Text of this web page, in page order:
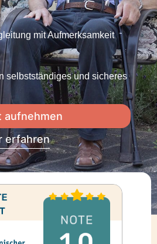
mit Aufmerksamkeit
selbstständiges und sicheres
aufnehmen
erfahren